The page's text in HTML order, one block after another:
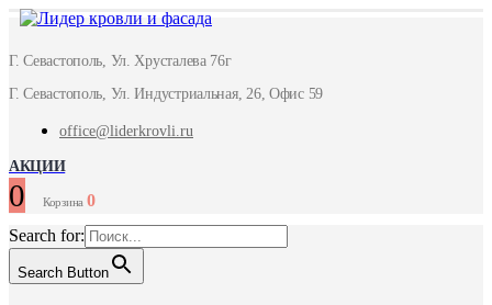
Г. Севастополь, Ул. Хрусталева 76г
Г. Севастополь, Ул. Индустриальная, 26, Офис 59
office@liderkrovli.ru
АКЦИИ
0 Корзина 0
Search for:
Search Button